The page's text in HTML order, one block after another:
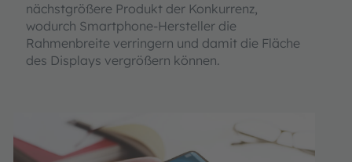
nächstgrößere Produkt der Konkurrenz,
wodurch Smartphone-Hersteller die
Rahmenbreite verringern und damit die Fläche
des Displays vergrößern können.